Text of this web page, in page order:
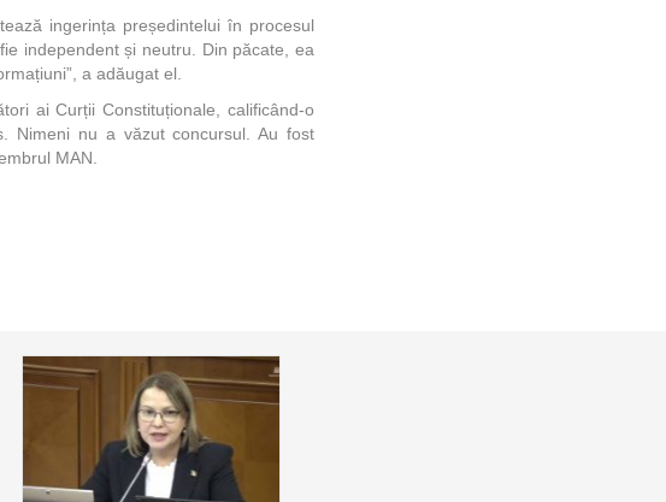
ingerința președintelui în procesul
independent și neutru. Din păcate, ea
a adăugat el.
ai Curții Constituționale, calificând-o
Nimeni nu a văzut concursul. Au fost
MAN.